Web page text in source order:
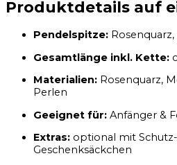
Produktdetails auf
Pendelspitze: Rosenquarz,
Gesamtlänge inkl. Kette:
Materialien: Rosenquarz,
Perlen
Geeignet für: Anfänger &
Extras: optional mit
Geschenksäckchen